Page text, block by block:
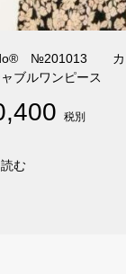
№201013 カ
ブルワンピース
税別
む